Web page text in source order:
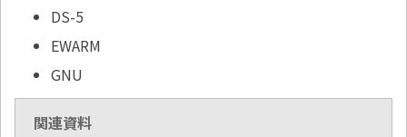
DS-5
EWARM
GNU
関連資料